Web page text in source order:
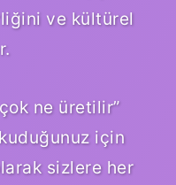
ve kültürel
ne üretilir”
için
sizlere her